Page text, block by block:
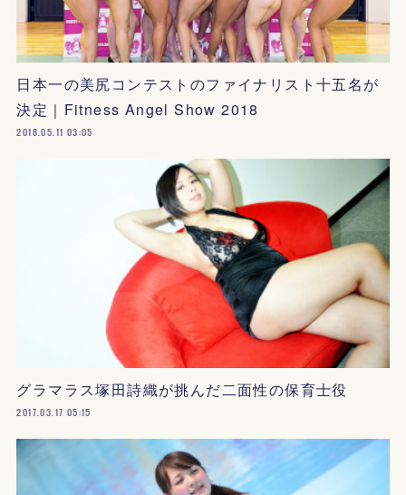
日本一の美尻コンテストのファイナリスト十五名が
決定｜Fitness Angel Show 2018
2018.05.11 03:05
グラマラス塚田詩織が挑んだ二面性の保育士役
2017.03.17 05:15